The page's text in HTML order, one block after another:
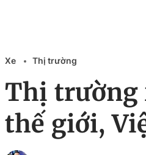
Xe Thị trường
Thị trường
thế giới,